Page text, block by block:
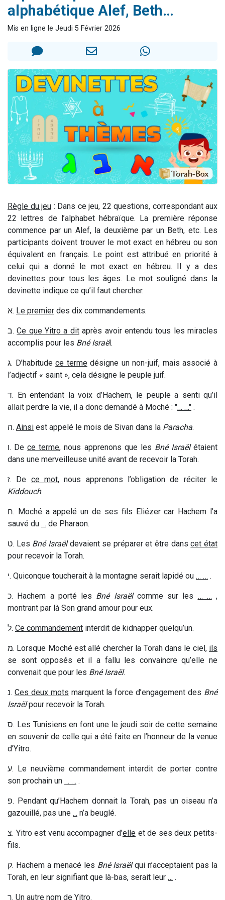
4 personnes viennent de faire un don pour Reloger Rivka, 6 enfants, victime de violences...
3 nouvelles musiques dans Torah-Box Music
alphabétique Alef, Beth…
Mis en ligne le Jeudi 5 Février 2026
Règle du jeu : Dans ce jeu, 22 questions, correspondant aux
22 lettres de l’alphabet hébraïque. La première réponse
commence par un Alef, la deuxième par un Beth, etc. Les
participants doivent trouver le mot exact en hébreu ou son
équivalent en français. Le point est attribué en priorité à
celui qui a donné le mot exact en hébreu. Il y a des
devinettes pour tous les âges. Le mot souligné dans la
devinette indique ce qu’il faut chercher.
א. Le premier des dix commandements.
ב.Ce que Yitro a ditaprès avoir entendu tous les miracles
accomplis pour les Bné Israël.
ג. D’habitudece termedésigne un non-juif, mais associé à
l’adjectif « saint », cela désigne le peuple juif.
ד. En entendant la voix d’Hachem, le peuple a senti qu’il
allait perdre la vie, il a donc demandé à Moché : "… …" .
ה. Ainsi est appelé le mois de Sivan dans la Paracha.
ו. Dece terme, nous apprenons que les Bné Israëlétaient
dans une merveilleuse unité avant de recevoir la Torah.
ז. De ce mot, nous apprenons l’obligation de réciter le
Kiddouch.
ח. Moché a appelé un de ses fils Eliézer car Hachem l’a
sauvé du … de Pharaon.
ט. Les Bné Israëldevaient se préparer et être danscet état
pour recevoir la Torah.
י. Quiconque toucherait à la montagne serait lapidé ou … … .
כ. Hachem a porté les Bné Israëlcomme sur les … … ,
montrant par là Son grand amour pour eux.
ל. Ce commandement interdit de kidnapper quelqu’un.
מ. Lorsque Moché est allé chercher la Torah dans le ciel, ils
se sont opposés et il a fallu les convaincre qu’elle ne
convenait que pour les Bné Israël.
נ. Ces deux mots marquent la force d’engagement des Bné
Israëlpour recevoir la Torah.
ס. Les Tunisiens en fontune le jeudi soir de cette semaine
en souvenir de celle qui a été faite en l’honneur de la venue
d’Yitro.
ע. Le neuvième commandement interdit de porter contre
son prochain un … … .
פ. Pendant qu’Hachem donnait la Torah, pas un oiseau n’a
gazouillé, pas une ... n’a beuglé.
צ. Yitro est venu accompagner d’elle et de ses deux petits-
fils.
ק. Hachem a menacé les Bné Israëlqui n’acceptaient pas la
Torah, en leur signifiant que là-bas, serait leur … .
ר. Un autre nom de Yitro.